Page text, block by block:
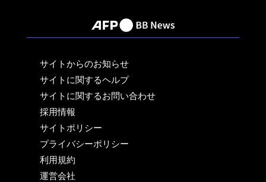
サイトからのお知らせ
サイトに関するヘルプ
サイトに関するお問い合わせ
採用情報
サイトポリシー
プライバシーポリシー
利用規約
運営会社